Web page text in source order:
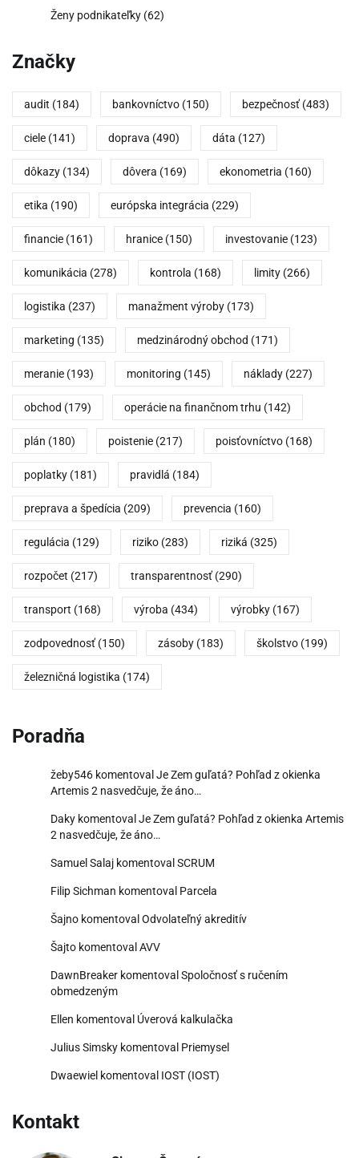
Ženy podnikateľky (62)
Značky
audit (184) bankovníctvo (150) bezpečnosť (483)
ciele (141) doprava (490) dáta (127)
dôkazy (134) dôvera (169) ekonometria (160)
etika (190) európska integrácia (229)
financie (161) hranice (150) investovanie (123)
komunikácia (278) kontrola (168) limity (266)
logistika (237) manažment výroby (173)
marketing (135) medzinárodný obchod (171)
meranie (193) monitoring (145) náklady (227)
obchod (179) operácie na finančnom trhu (142)
plán (180) poistenie (217) poisťovníctvo (168)
poplatky (181) pravidlá (184)
preprava a špedícia (209) prevencia (160)
regulácia (129) riziko (283) riziká (325)
rozpočet (217) transparentnosť (290)
transport (168) výroba (434) výrobky (167)
zodpovednosť (150) zásoby (183) školstvo (199)
železničná logistika (174)
Poradňa
žeby546 komentoval Je Zem guľatá? Pohľad z okienka
Artemis 2 nasvedčuje, že áno…
Daky komentoval Je Zem guľatá? Pohľad z okienka Artemis
2 nasvedčuje, že áno…
Samuel Salaj komentoval SCRUM
Filip Sichman komentoval Parcela
Šajno komentoval Odvolateľný akreditív
Šajto komentoval AVV
DawnBreaker komentoval Spoločnosť s ručením
obmedzeným
Ellen komentoval Úverová kalkulačka
Julius Simsky komentoval Priemysel
Dwaewiel komentoval IOST (IOST)
Kontakt